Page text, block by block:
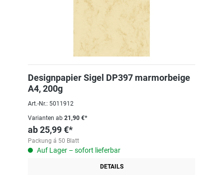
Designpapier Sigel DP397 marmorbeige
A4, 200g
Art.-Nr.: 5011912
Varianten ab 21,90 €*
ab25,99 €*
Packung á 50 Blatt
Auf Lager – sofort lieferbar
DETAILS